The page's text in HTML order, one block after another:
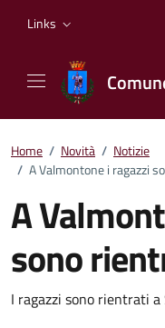
Links
Home / Novità / Notizie
/ A Valmontone i ragazzi
A
sono
Dettagli
I ragazzi sono rientrati a